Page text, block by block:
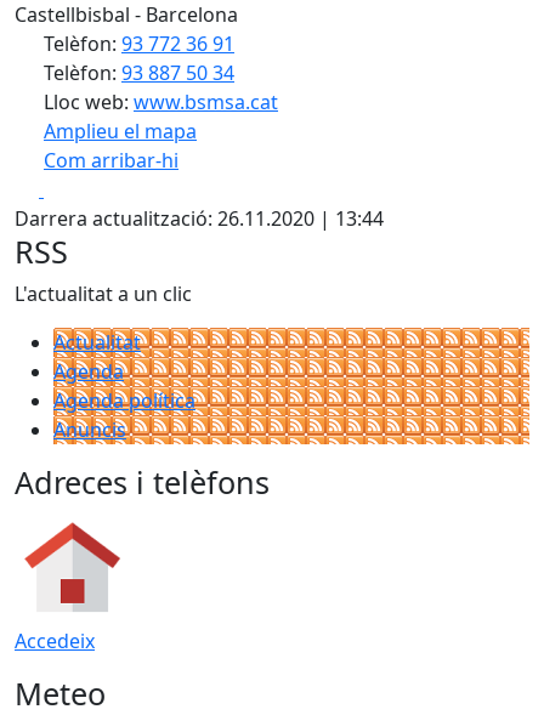
Castellbisbal - Barcelona
Telèfon: 93 772 36 91
Telèfon: 93 887 50 34
Lloc web: www.bsmsa.cat
Amplieu el mapa
Com arribar-hi
+
−
Darrera actualització: 26.11.2020 | 13:44
RSS
L'actualitat a un clic
Actualitat
Agenda
Agenda política
Anuncis
Adreces i telèfons
Accedeix
Meteo